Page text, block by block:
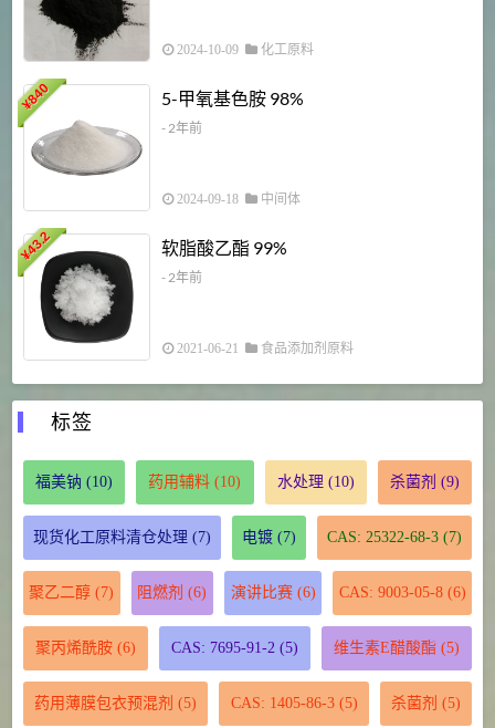
2024-10-09 化工原料
¥
840 5-甲氧基色胺 98%
- 2年前
2024-09-18 中间体
¥
43.2 软脂酸乙酯 99%
- 2年前
2021-06-21 食品添加剂原料
标签
福美钠 (10) 药用辅料 (10) 水处理 (10) 杀菌剂 (9)
现货化工原料清仓处理 (7) 电镀 (7) CAS: 25322-68-3 (7)
聚乙二醇 (7) 阻燃剂 (6) 演讲比赛(6) CAS: 9003-05-8(6)
聚丙烯酰胺(6) CAS: 7695-91-2 (5) 维生素E醋酸酯 (5)
药用薄膜包衣预混剂 (5) CAS: 1405-86-3(5) 杀菌剂 (5)